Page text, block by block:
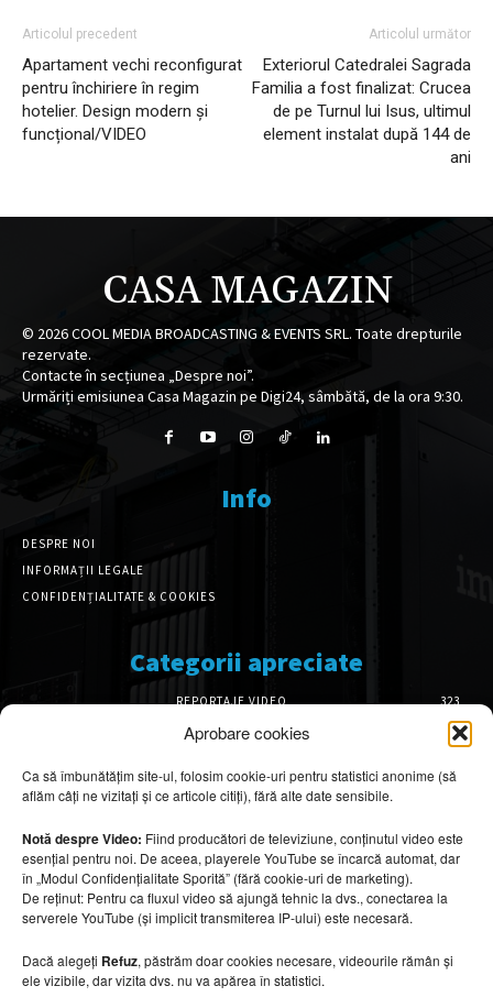
Aprobare cookies
Ca să îmbunătățim site-ul, folosim cookie-uri pentru statistici anonime (să
aflăm câți ne vizitați și ce articole citiți), fără alte date sensibile.
Notă despre Video: Fiind producători de televiziune, conținutul video este
esențial pentru noi. De aceea, playerele YouTube se încarcă automat, dar
în „Modul Confidențialitate Sporită” (fără cookie-uri de marketing).
De reținut: Pentru ca fluxul video să ajungă tehnic la dvs., conectarea la
serverele YouTube (și implicit transmiterea IP-ului) este necesară.
Dacă alegeți Refuz, păstrăm doar cookies necesare, videourile rămân și
ele vizibile, dar vizita dvs. nu va apărea în statistici.
Articolul precedent
Apartament vechi reconfigurat
pentru închiriere în regim
hotelier. Design modern și
funcțional/VIDEO
Articolul următor
Exteriorul Catedralei Sagrada
Familia a fost finalizat: Crucea
de pe Turnul lui Isus, ultimul
element instalat după 144 de
ani
CASA MAGAZIN
© 2026COOL MEDIA BROADCASTING & EVENTS SRL. Toate drepturile
rezervate.
Contacte în secțiunea „Despre noi”.
Urmăriți emisiunea Casa Magazin pe Digi24, sâmbătă, de la ora 9:30.
Info
DESPRE NOI
INFORMAȚII LEGALE
CONFIDENȚIALITATE & COOKIES
Categorii apreciate
REPORTAJE VIDEO
323
AMENAJĂRI INTERIOARE
126
DESIGN INTERIOR
64
ARHITECTURĂ & DESIGN
OPINII & ANALIZE
43
Articole recomandate
Cele mai impresionante cabane moderne
7 august 2026